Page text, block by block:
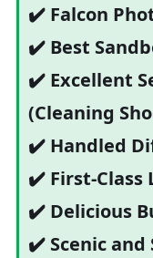
✔️ Falcon
✔️ Best
✔️ Excellent
(Cleaning
✔️ Handled
✔️ First-Class
✔️ Delicious
✔️ Scenic and